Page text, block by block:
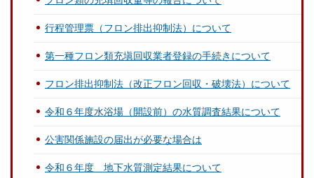
行程管理票（フロン排出抑制法）について
第一種フロン類充塡回収業者登録の手続きについて
フロン排出抑制法（改正フロン回収・破壊法）について
令和６年度水浴場（開設前）の水質調査結果について
公害関係施設の届出が必要な場合は
令和６年度 地下水質測定結果について